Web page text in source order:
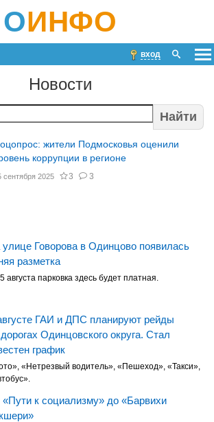
ОИНФО
вход
Новости
Найти
жители Подмосковья оценили
коррупции в регионе
сентября 2025 3 3
Говорова в Одинцово появилась
разметка
августа парковка здесь будет платная.
ГАИ и ДПС планируют рейды
Одинцовского округа. Стал
график
«Нетрезвый водитель», «Пешеход», «Такси»,
к социализму» до «Барвихи